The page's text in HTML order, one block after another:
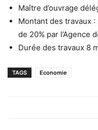
Maître d’ouvrage
Montant des travaux
de 20% par l’Agence
Durée des travaux 8
TAGS Economie